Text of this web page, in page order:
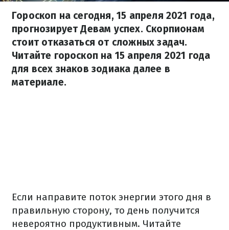
Гороскоп на сегодня, 15 апреля 2021 года,
прогнозирует Девам успех. Скорпионам
стоит отказаться от сложных задач.
Читайте гороскоп на 15 апреля 2021 года
для всех знаков зодиака далее в
материале.
Если направите поток энергии этого дня в
правильную сторону, то день получится
невероятно продуктивным. Читайте